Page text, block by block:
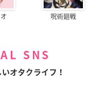
呪術廻戦
SNS
オタクライフ！